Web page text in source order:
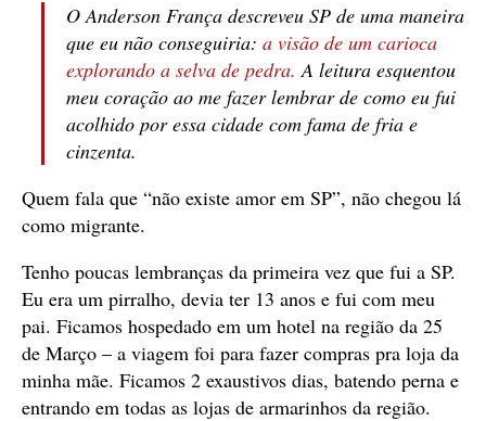
O Anderson França descreveu SP de uma maneira
que eu não conseguiria: a visão de um carioca
explorando a selva de pedra. A leitura esquentou
meu coração ao me fazer lembrar de como eu fui
acolhido por essa cidade com fama de fria e
cinzenta.
Quem fala que “não existe amor em SP”, não chegou lá
como migrante.
Tenho poucas lembranças da primeira vez que fui a SP.
Eu era um pirralho, devia ter 13 anos e fui com meu
pai. Ficamos hospedado em um hotel na região da 25
de Março – a viagem foi para fazer compras pra loja da
minha mãe. Ficamos 2 exaustivos dias, batendo perna e
entrando em todas as lojas de armarinhos da região.